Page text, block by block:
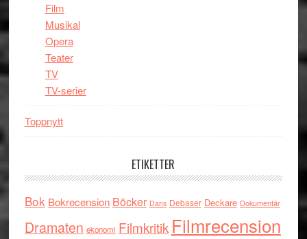
Film
Musikal
Opera
Teater
TV
TV-serier
Toppnytt
ETIKETTER
Bok Bokrecension Böcker Dans Debaser Deckare Dokumentär
Dramaten ekonomi Filmkritik Filmrecension